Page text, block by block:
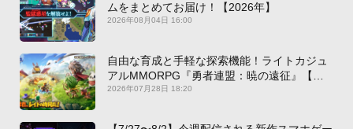
ムをまとめてお届け！【2026年】
2026年08月04日 16:00
自由な育成と手軽な探索機能！ライトカジュ
アルMMORPG『勇者連盟：暁の遠征』【最
新作PICKUP】
2026年07月28日 18:20